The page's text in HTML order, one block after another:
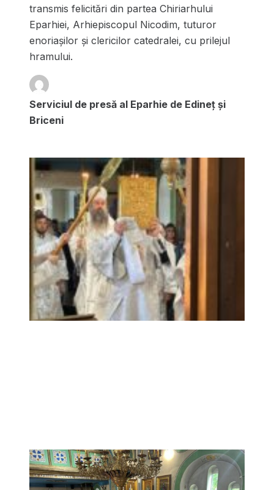
transmis felicitări din partea Chiriarhului
Eparhiei, Arhiepiscopul Nicodim, tuturor
enoriașilor și clericilor catedralei, cu prilejul
hramului.
Serviciul de presă al Eparhie de Edineț și
Briceni